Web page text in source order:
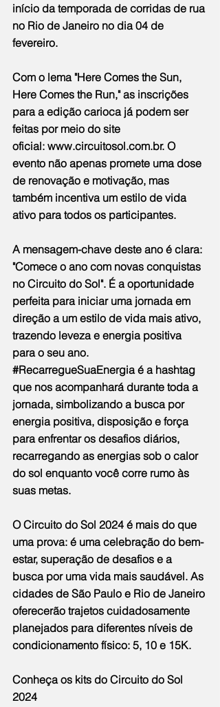
início da temporada de corridas de rua
no Rio de Janeiro no dia 04 de
fevereiro.
Com o lema "Here Comes the Sun,
Here Comes the Run," as inscrições
para a edição carioca já podem ser
feitas por meio do site
oficial: www.circuitosol.com.br. O
evento não apenas promete uma dose
de renovação e motivação, mas
também incentiva um estilo de vida
ativo para todos os participantes.
A mensagem-chave deste ano é clara:
"Comece o ano com novas conquistas
no Circuito do Sol". É a oportunidade
perfeita para iniciar uma jornada em
direção a um estilo de vida mais ativo,
trazendo leveza e energia positiva
para o seu ano.
#RecarregueSuaEnergia é a hashtag
que nos acompanhará durante toda a
jornada, simbolizando a busca por
energia positiva, disposição e força
para enfrentar os desafios diários,
recarregando as energias sob o calor
do sol enquanto você corre rumo às
suas metas.
O Circuito do Sol 2024 é mais do que
uma prova: é uma celebração do bem-
estar, superação de desafios e a
busca por uma vida mais saudável. As
cidades de São Paulo e Rio de Janeiro
oferecerão trajetos cuidadosamente
planejados para diferentes níveis de
condicionamento físico: 5, 10 e 15K.
Conheça os kits do Circuito do Sol
2024